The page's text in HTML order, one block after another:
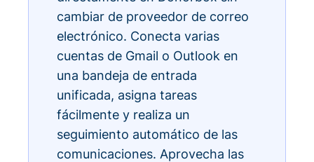
cambiar de proveedor de correo
electrónico. Conecta varias
cuentas de Gmail o Outlook en
una bandeja de entrada
unificada, asigna tareas
fácilmente y realiza un
seguimiento automático de las
comunicaciones. Aprovecha las